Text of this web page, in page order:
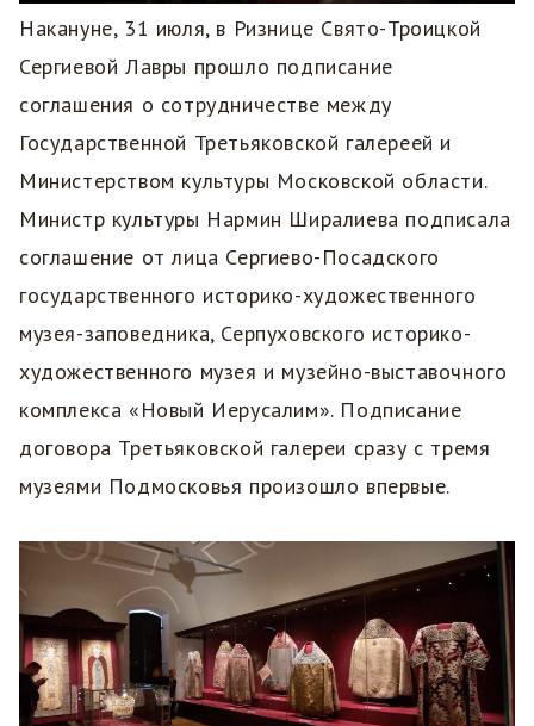
Накануне, 31 июля, в Ризнице Свято-Троицкой
Сергиевой Лавры прошло подписание
соглашения о сотрудничестве между
Государственной Третьяковской галереей и
Министерством культуры Московской области.
Министр культуры Нармин Ширалиева подписала
соглашение от лица Сергиево-Посадского
государственного историко-художественного
музея-заповедника, Серпуховского историко-
художественного музея и музейно-выставочного
комплекса «Новый Иерусалим». Подписание
договора Третьяковской галереи сразу с тремя
музеями Подмосковья произошло впервые.